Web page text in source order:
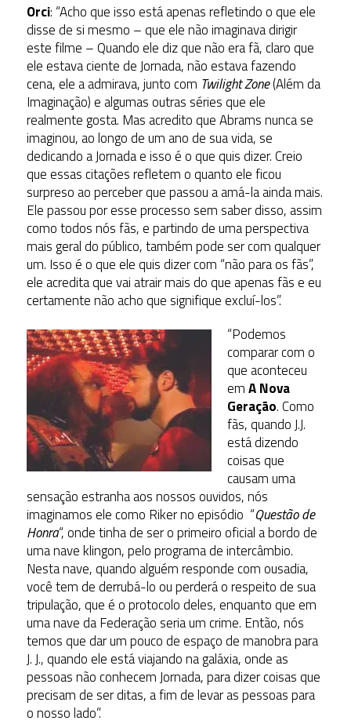
Orci: “Acho que isso está apenas refletindo o que ele
disse de si mesmo – que ele não imaginava dirigir
este filme – Quando ele diz que não era fã, claro que
ele estava ciente de Jornada, não estava fazendo
cena, ele a admirava, junto com Twilight Zone(Além da
Imaginação) e algumas outras séries que ele
realmente gosta. Mas acredito que Abrams nunca se
imaginou, ao longo de um ano de sua vida, se
dedicando a Jornada e isso é o que quis dizer. Creio
que essas citações refletem o quanto ele ficou
surpreso ao perceber que passou a amá-la ainda mais.
Ele passou por esse processo sem saber disso, assim
como todos nós fãs, e partindo de uma perspectiva
mais geral do público, também pode ser com qualquer
um. Isso é o que ele quis dizer com “não para os fãs”,
ele acredita que vai atrair mais do que apenas fãs e eu
certamente não acho que signifique excluí-los”.
“Podemos
comparar com o
que aconteceu
emA Nova
Geração. Como
fãs, quando J.J.
está dizendo
coisas que
causam uma
sensação estranha aos nossos ouvidos, nós
imaginamos ele como Riker no episódio “Questão de
Honra“, onde tinha de ser o primeiro oficial a bordo de
uma nave klingon, pelo programa de intercâmbio.
Nesta nave, quando alguém responde com ousadia,
você tem de derrubá-lo ou perderá o respeito de sua
tripulação, que é o protocolo deles, enquanto que em
uma nave da Federação seria um crime. Então, nós
temos que dar um pouco de espaço de manobra para
J. J., quando ele está viajando na galáxia, onde as
pessoas não conhecem Jornada, para dizer coisas que
precisam de ser ditas, a fim de levar as pessoas para
o nosso lado”.